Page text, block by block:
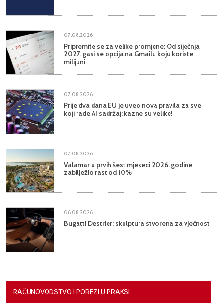
07.08.2026.
Pripremite se za velike promjene: Od siječnja
2027. gasi se opcija na Gmailu koju koriste
milijuni
07.08.2026.
Prije dva dana EU je uveo nova pravila za sve
koji rade AI sadržaj: kazne su velike!
07.08.2026.
Valamar u prvih šest mjeseci 2026. godine
zabilježio rast od 10%
06.08.2026.
Bugatti Destrier: skulptura stvorena za vječnost
RAČUNOVODSTVO I POREZI U PRAKSI